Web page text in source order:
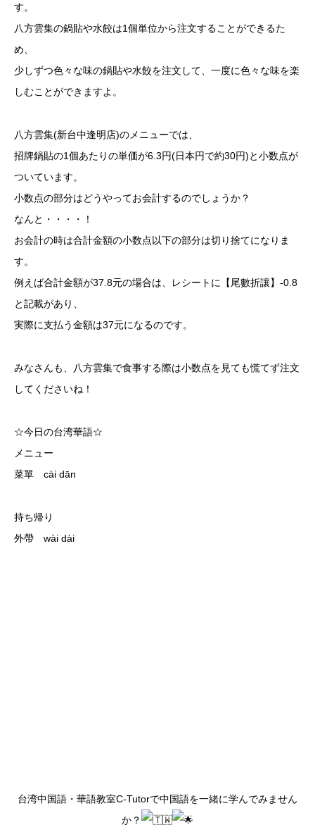
す。
八方雲集の鍋貼や水餃は1個単位から注文することができるた
め、
少しずつ色々な味の鍋貼や水餃を注文して、一度に色々な味を楽
しむことができますよ。
八方雲集(新台中逢明店)のメニューでは、
招牌鍋貼の1個あたりの単価が6.3円(日本円で約30円)と小数点が
ついています。
小数点の部分はどうやってお会計するのでしょうか？
なんと・・・・！
お会計の時は合計金額の小数点以下の部分は切り捨てになりま
す。
例えば合計金額が37.8元の場合は、レシートに【尾數折讓】-0.8
と記載があり、
実際に支払う金額は37元になるのです。
みなさんも、八方雲集で食事する際は小数点を見ても慌てず注文
してくださいね！
☆今日の台湾華語☆
メニュー
菜單 cài dān
持ち帰り
外帶 wài dài
台湾中国語・華語教室C-Tutorで中国語を一緒に学んでみません
か？